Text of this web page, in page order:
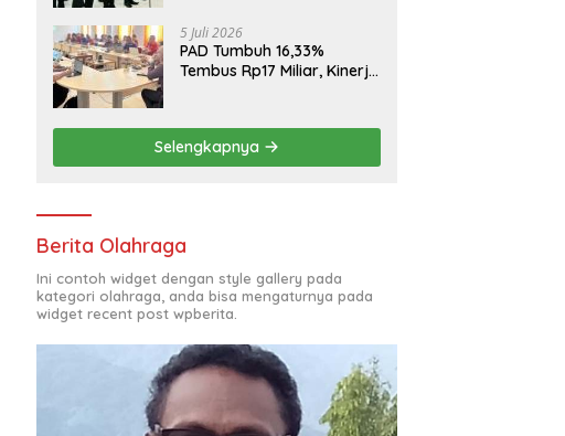
5 Juli 2026
PAD Tumbuh 16,33%
Tembus Rp17 Miliar, Kinerja
Selengkapnya
Berita Olahraga
Ini contoh widget dengan style gallery pada
kategori olahraga, anda bisa mengaturnya pada
widget recent post wpberita.